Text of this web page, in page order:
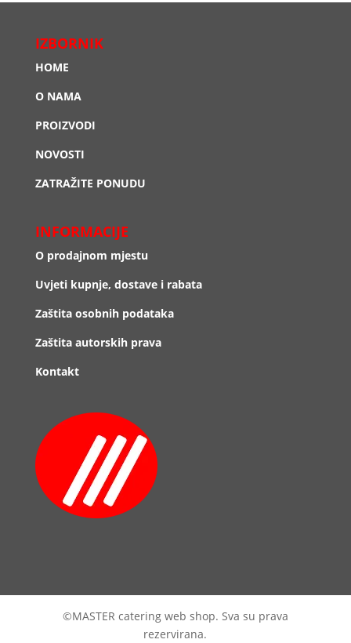
IZBORNIK
HOME
O NAMA
PROIZVODI
NOVOSTI
ZATRAŽITE PONUDU
INFORMACIJE
O prodajnom mjestu
Uvjeti kupnje, dostave i rabata
Zaštita osobnih podataka
Zaštita autorskih prava
Kontakt
©MASTER catering web shop. Sva su prava
rezervirana.